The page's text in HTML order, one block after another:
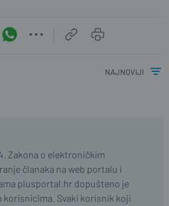
najnoviji
Zakona o elektroničkim
članaka na web portalu i
plusportal.hr dopušteno je
Svaki korisnik koji